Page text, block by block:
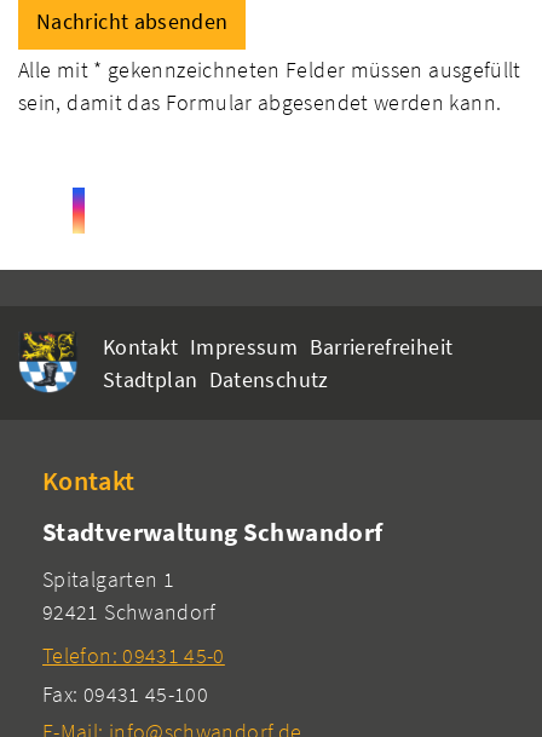
Alle mit * gekennzeichneten Felder müssen ausgefüllt
sein, damit das Formular abgesendet werden kann.
Kontakt Impressum Barrierefreiheit
Stadtplan Datenschutz
Kontakt
Stadtverwaltung Schwandorf
Spitalgarten 1
92421 Schwandorf
Telefon: 09431 45-0
Fax: 09431 45-100